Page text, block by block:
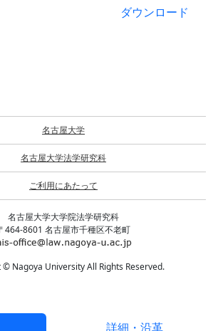
ダウンロード
詳細・沿革
名古屋大学
名古屋大学法学研究科
ご利用にあたって
名古屋大学大学院法学研究科
464-8601 名古屋市千種区不老町
Nagoya University All Rights Reserved.